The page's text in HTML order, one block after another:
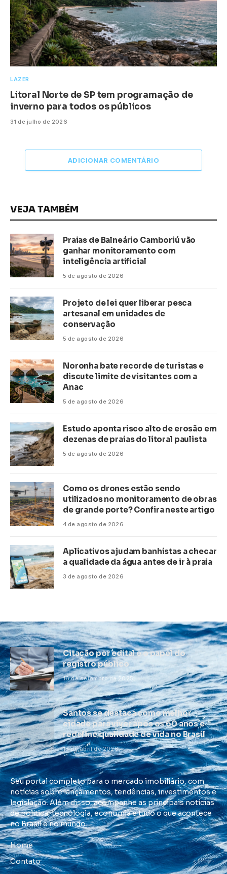
LAZER
Litoral Norte de SP tem programação de
inverno para todos os públicos
31 de julho de 2026
ADICIONAR COMENTÁRIO
VEJA TAMBÉM
Praias de Balneário Camboriú vão
ganhar monitoramento com
inteligência artificial
5 de agosto de 2026
Projeto de lei quer liberar pesca
artesanal em unidades de
conservação
5 de agosto de 2026
Noronha bate recorde de turistas e
discute limite de visitantes com a
Anac
5 de agosto de 2026
Estudo aponta risco alto de erosão em
dezenas de praias do litoral paulista
5 de agosto de 2026
Como os drones estão sendo
utilizados no monitoramento de obras
de grande porte? Confira neste artigo
4 de agosto de 2026
Aplicativos ajudam banhistas a checar
a qualidade da água antes de ir à praia
3 de agosto de 2026
Citação por edital e o papel do
registro público
16 de setembro de 2025
Santos se destaca como melhor
cidade para viver após os 60 anos e
redefine qualidade de vida no Brasil
15 de abril de 2026
Seu portal completo para o mercado imobiliário, com
notícias sobre lançamentos, tendências, investimentos e
legislação. Além disso, acompanhe as principais notícias
de política, tecnologia, economia e tudo o que acontece
no Brasil e no mundo.
Home
Contato